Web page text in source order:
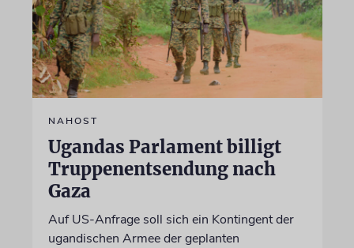
NAHOST
Ugandas Parlament billigt
Truppenentsendung nach
Gaza
Auf US-Anfrage soll sich ein Kontingent der
ugandischen Armee der geplanten